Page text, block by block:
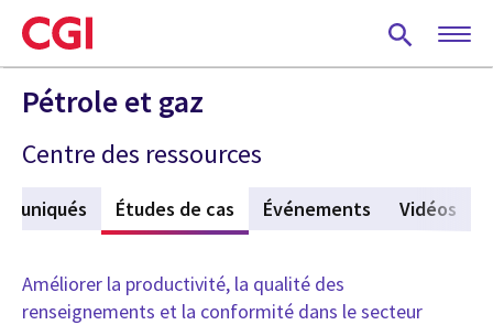
Skip
to
main
content
Pétrole et gaz
Centre des ressources
Études de cas (active tab)
Événements Vidéos
Améliorer la productivité, la qualité des
renseignements et la conformité dans le secteur